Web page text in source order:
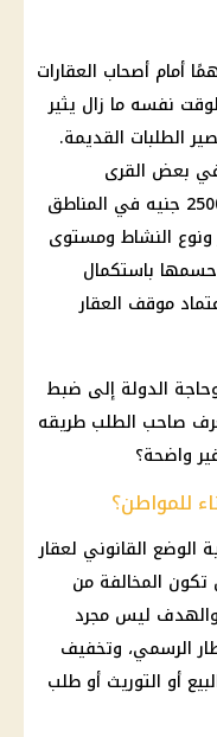
أمام أصحاب العقارات
نفسه ما زال يثير
الطلبات القديمة.
من 50 جنيهًا في بعض القرى
والمناطق الأقل تميزًا، وقد تصل إلى 2500 جنيه في المناطق
ونوع النشاط ومستوى
حسمها باستكمال
موقف العقار
الدولة إلى ضبط
صاحب الطلب طريقه
واضحة؟
للمواطن؟
الوضع القانوني لعقار
تكون المخالفة من
والهدف ليس مجرد
الرسمي، وتخفيف
أو التوريث أو طلب